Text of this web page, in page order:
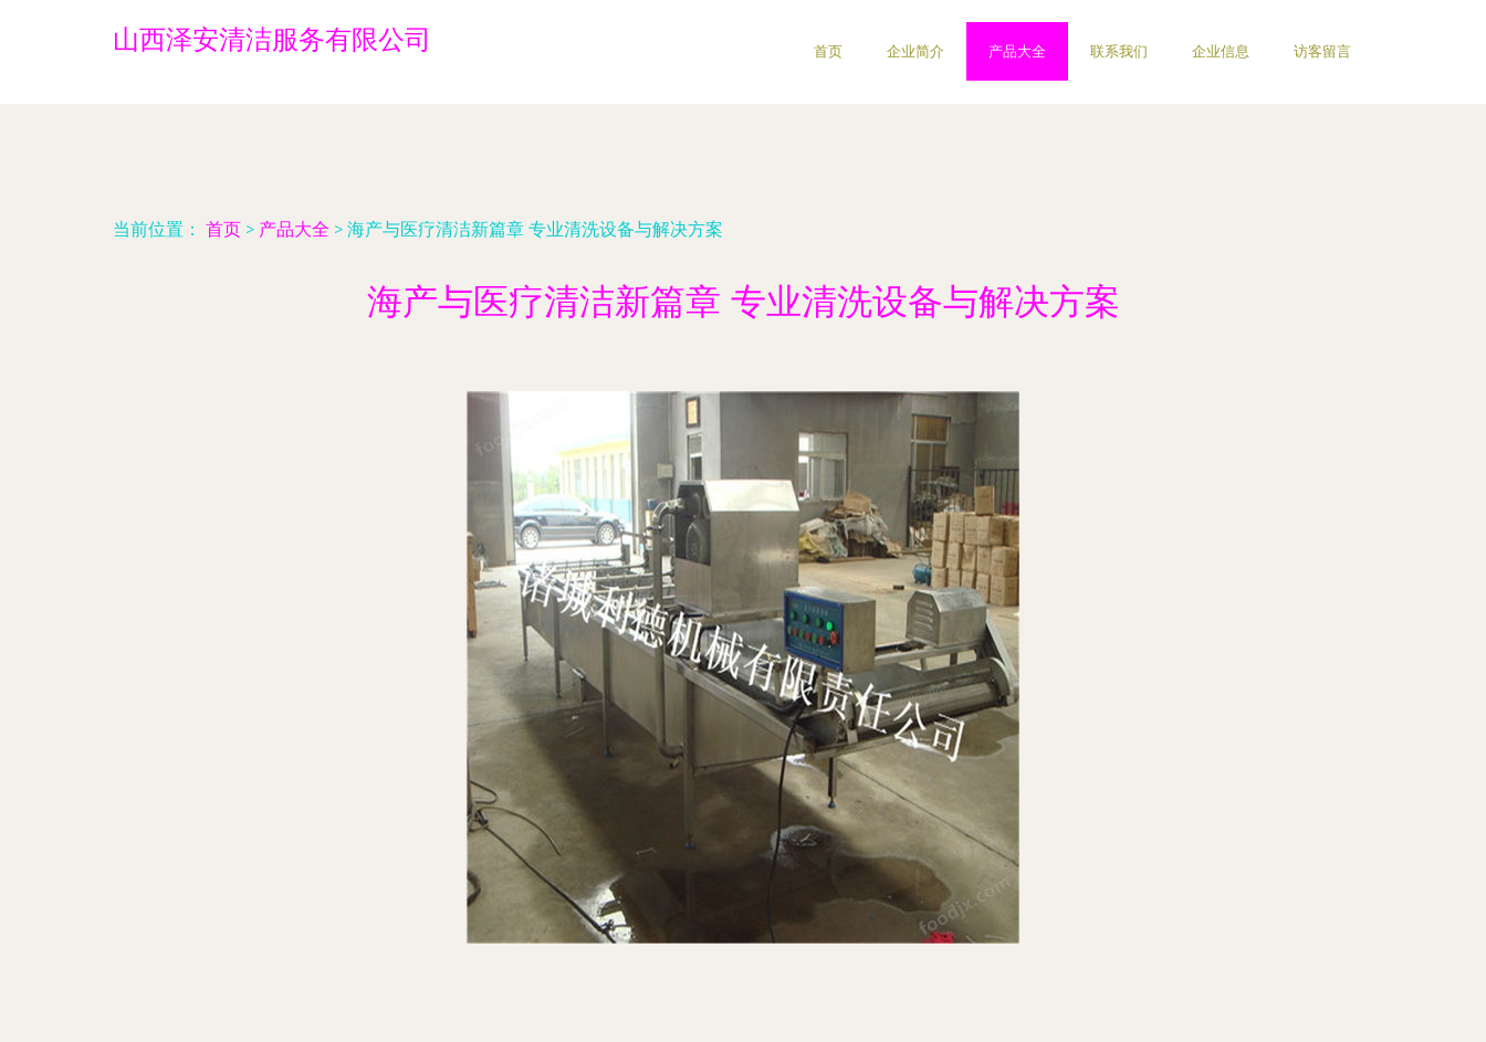
山西泽安清洁服务有限公司 首页 企业简介 产品大全 联系我们 企业信息 访客留言
当前位置： 首页 > 产品大全 > 海产与医疗清洁新篇章 专业清洗设备与解决方案
海产与医疗清洁新篇章 专业清洗设备与解决方案